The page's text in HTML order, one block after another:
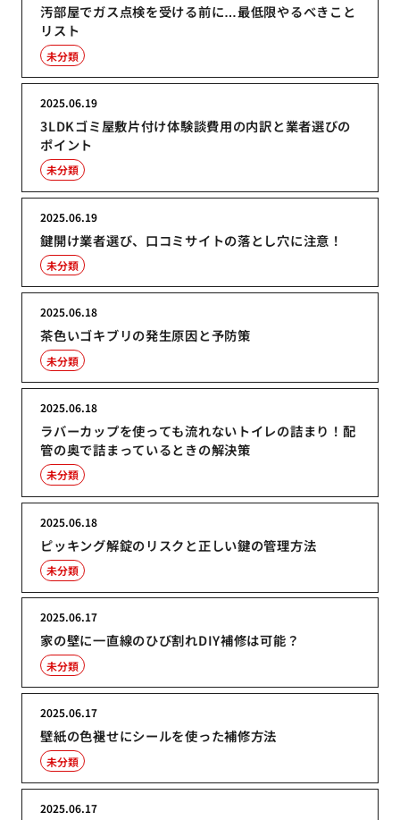
汚部屋でガス点検を受ける前に…最低限やるべきこと
リスト
未分類
3LDKゴミ屋敷片付け体験談費用の内訳と業者選びの
ポイント
2025.06.19
未分類
鍵開け業者選び、口コミサイトの落とし穴に注意！
2025.06.19
未分類
茶色いゴキブリの発生原因と予防策
2025.06.18
未分類
ラバーカップを使っても流れないトイレの詰まり！配
管の奥で詰まっているときの解決策
2025.06.18
未分類
ピッキング解錠のリスクと正しい鍵の管理方法
2025.06.18
未分類
家の壁に一直線のひび割れDIY補修は可能？
2025.06.17
未分類
壁紙の色褪せにシールを使った補修方法
2025.06.17
未分類
2025.06.17